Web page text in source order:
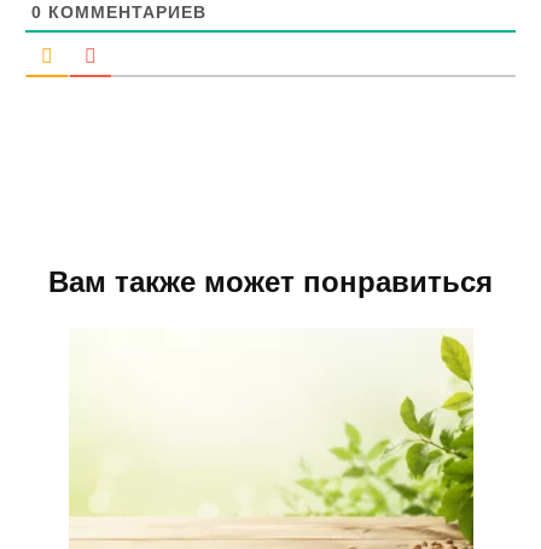
0 КОММЕНТАРИЕВ
Вам также может понравиться